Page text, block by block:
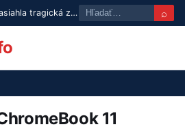
Južný Niger zasiahla tragická zrážka autobusov: 21 mŕtvych a 37 zranených ⌕
11